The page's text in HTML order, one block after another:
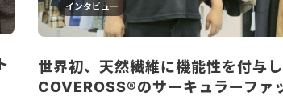
インタビュー
世界初、天然繊維に機能性を付与し
COVEROSS®️のサーキュラーファ